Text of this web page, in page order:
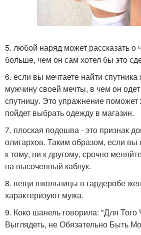
5. любой наряд может рассказать о
больше, чем он сам хотел бы это
6. если вы мечтаете найти спутника
мужчину своей мечты, в чем он одет
спутницу. Это упражнение
пойдет выбрать одежду в магазин.
7. плоская подошва - это признак
олигархов. Таким образом, если вы
к тому, ни к другому, срочно
на высоченный каблук.
8. вещи школьницы в гардеробе
характеризуют мужа.
9. Коко шанель говорила: "Для
Выглядеть, не Обязательно Быть